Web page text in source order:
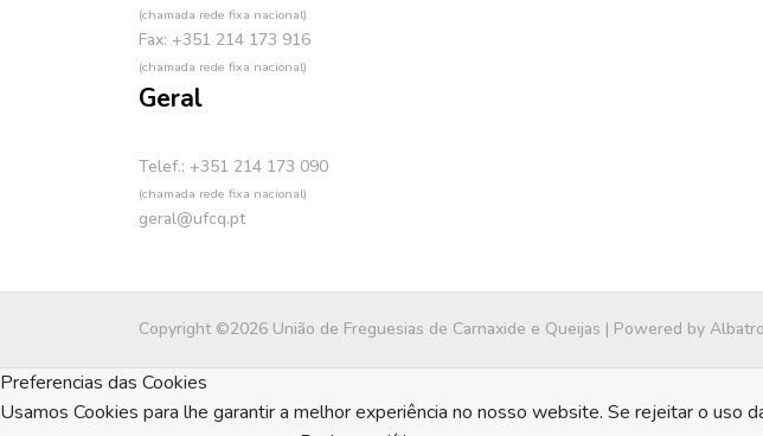
(chamada rede fixa nacional)
Fax: +351 214 173 916
(chamada rede fixa nacional)
Geral
Telef.: +351 214 173 090
(chamada rede fixa nacional)
geral@ufcq.pt
Copyright ©2026 União de Freguesias de Carnaxide e Queijas | Powered by
Preferencias das Cookies
Usamos Cookies para lhe garantir a melhor experiência no nosso website. Se rejeitar o uso